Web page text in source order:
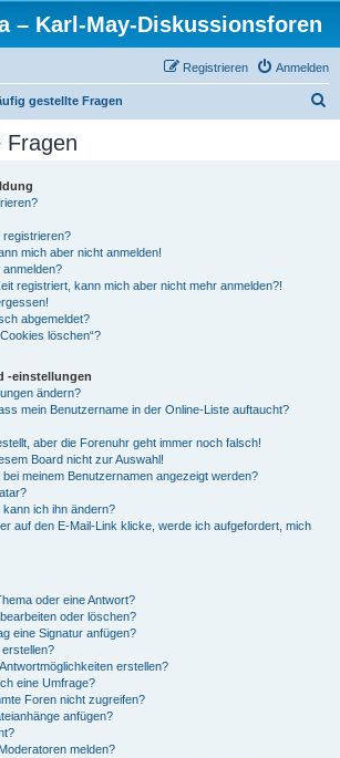
– Karl-May-Diskussionsforen
Anmelden
Registrieren
gestellte Fragen
Fragen
registrieren?
mich aber nicht anmelden!
registriert, kann mich aber nicht mehr anmelden?!
abgemeldet?
löschen“?
-einstellungen
ändern?
mein Benutzername in der Online-Liste auftaucht?
aber die Forenuhr geht immer noch falsch!
Board nicht zur Auswahl!
meinem Benutzernamen angezeigt werden?
ich ihn ändern?
auf den E-Mail-Link klicke, werde ich aufgefordert, mich
oder eine Antwort?
oder löschen?
eine Signatur anfügen?
erstellen?
eine Umfrage?
Foren nicht zugreifen?
anfügen?
melden?